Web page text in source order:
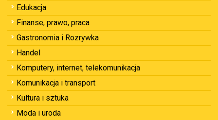
Edukacja
Finanse, prawo, praca
Gastronomia i Rozrywka
Handel
Komputery, internet, telekomunikacja
Komunikacja i transport
Kultura i sztuka
Moda i uroda